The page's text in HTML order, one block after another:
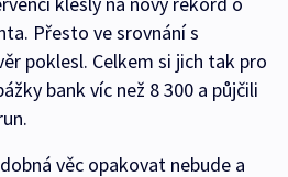
Přesto ve srovnání s
poklesl. Celkem si jich tak pro
bank víc než 8 300 a půjčili
věc opakovat nebude a